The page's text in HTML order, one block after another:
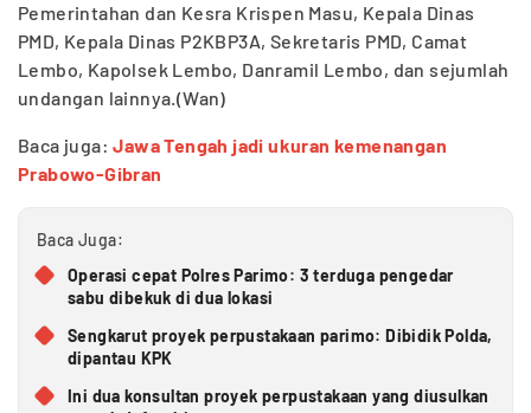
Pemerintahan dan Kesra Krispen Masu, Kepala Dinas
PMD, Kepala Dinas P2KBP3A, Sekretaris PMD, Camat
Lembo, Kapolsek Lembo, Danramil Lembo, dan sejumlah
undangan lainnya.(Wan)
Baca juga:Jawa Tengah jadi ukuran kemenangan
Prabowo-Gibran
Baca Juga:
Operasi cepat Polres Parimo: 3 terduga pengedar
sabu dibekuk di dua lokasi
Sengkarut proyek perpustakaan parimo: Dibidik Polda,
dipantau KPK
Ini dua konsultan proyek perpustakaan yang diusulkan